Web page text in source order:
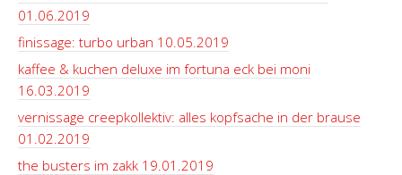
01.06.2019
finissage: turbo urban 10.05.2019
kaffee & kuchen deluxe im fortuna eck bei moni
16.03.2019
vernissage creepkollektiv: alles kopfsache in der brause
01.02.2019
the busters im zakk 19.01.2019